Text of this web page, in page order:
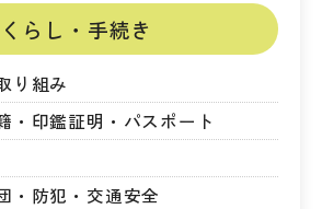
くらし・手続き
り組み
・印鑑証明・パスポート
・防犯・交通安全